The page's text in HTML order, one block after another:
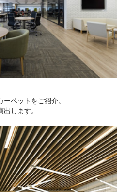
ペットをご紹介。
します。